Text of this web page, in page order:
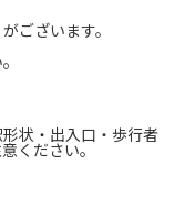
ございます。
状・出入口・歩行者
ください。